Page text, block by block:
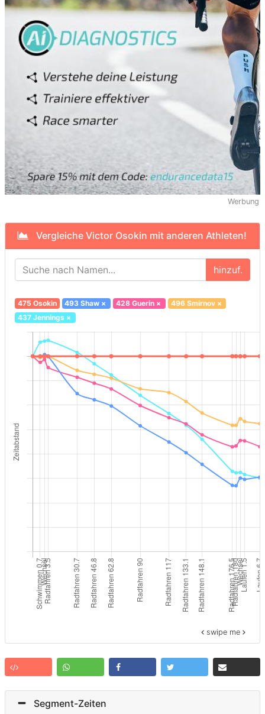
Werbung
Vergleiche Victor Osokin mit anderen Athleten!
hinzuf.
475 Osokin 493 Shaw × 428 Guerin× 496 Smirnov×
437 Jennings×
swipe me
Segment-Zeiten